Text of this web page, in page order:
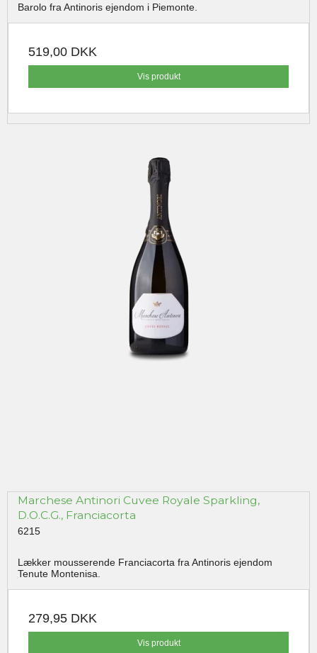
Barolo fra Antinoris ejendom i Piemonte.
519,00 DKK
Vis produkt
Marchese Antinori Cuvee Royale Sparkling,
D.O.C.G., Franciacorta
6215
Lækker mousserende Franciacorta fra Antinoris ejendom
Tenute Montenisa.
279,95 DKK
Vis produkt